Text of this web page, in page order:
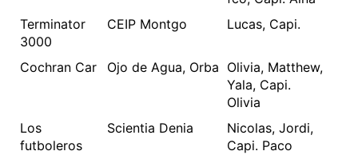
Terminator
3000
CEIP Montgo Lucas, Capi.
Cochran Car Ojo de Agua, Orba Olivia, Matthew,
Yala, Capi.
Olivia
Los
futboleros
Scientia Denia
Nicolas, Jordi,
Capi. Paco